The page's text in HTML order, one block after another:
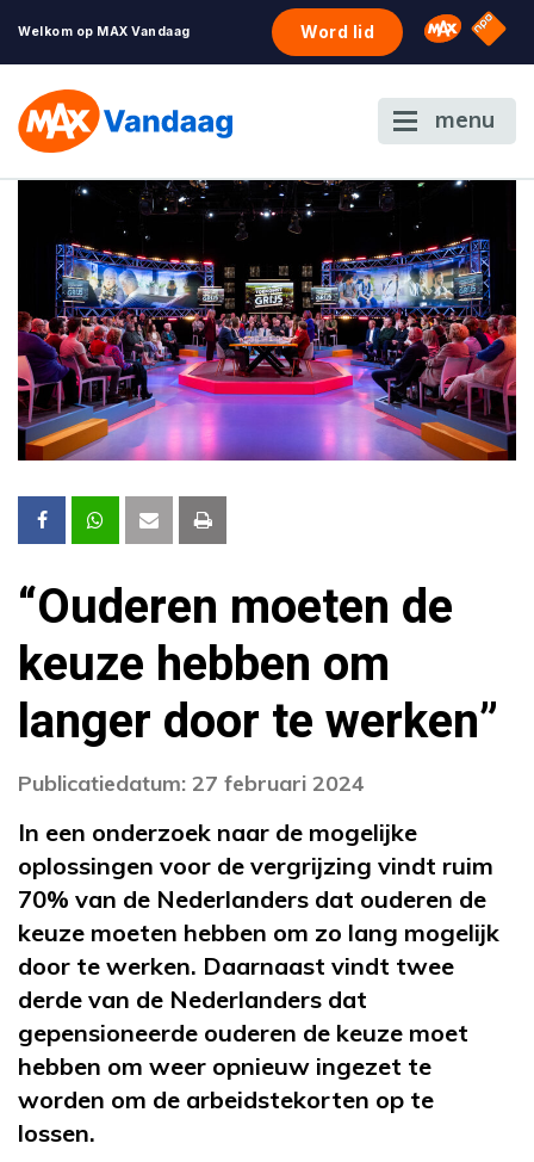
Welkom op MAX Vandaag Word lid Omroep
NPO
menu
“Ouderen moeten de
keuze hebben om
langer door te werken”
Publicatiedatum: 27 februari 2024
In een onderzoek naar de mogelijke
oplossingen voor de vergrijzing vindt ruim
70% van de Nederlanders dat ouderen de
keuze moeten hebben om zo lang mogelijk
door te werken. Daarnaast vindt twee
derde van de Nederlanders dat
gepensioneerde ouderen de keuze moet
hebben om weer opnieuw ingezet te
worden om de arbeidstekorten op te
lossen.